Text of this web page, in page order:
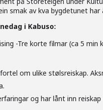
smak av kva bygdetunet har
i Kabuso:
-Tre korte filmar (ca 5 min
om ulike stølsreiskap.
og har lånt inn